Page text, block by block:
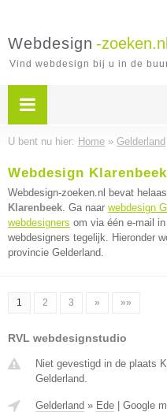
Webdesign -zoeken.nl
Vind webdesign bij u in de
U bent nu hier: Home » Gelderland
Webdesign Klarenbeek
Webdesign-zoeken.nl bevat
Klarenbeek. Ga naar webdesign
webdesigners om via één e-mail
webdesigners tegelijk. Hieronder
provincie Gelderland.
1 2 3 » »»
RVL webdesignstudio
Niet gevestigd in de plaats
Gelderland.
Gelderland » Ede Google